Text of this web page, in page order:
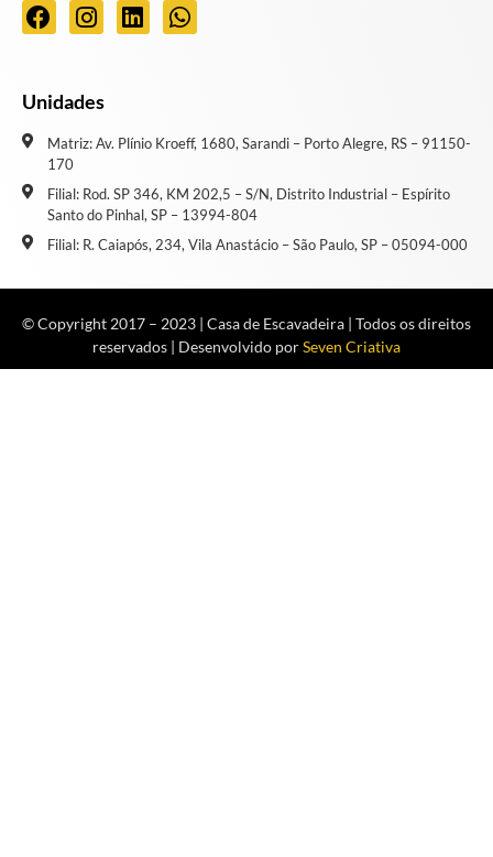
Unidades
Matriz: Av. Plínio Kroeff, 1680, Sarandi – Porto Alegre, RS – 91150-
170
Filial: Rod. SP 346, KM 202,5 – S/N, Distrito Industrial – Espírito
Santo do Pinhal, SP – 13994-804
Filial: R. Caiapós, 234, Vila Anastácio – São Paulo, SP – 05094-000
© Copyright 2017 – 2023 | Casa de Escavadeira | Todos os direitos
reservados | Desenvolvido porSeven Criativa